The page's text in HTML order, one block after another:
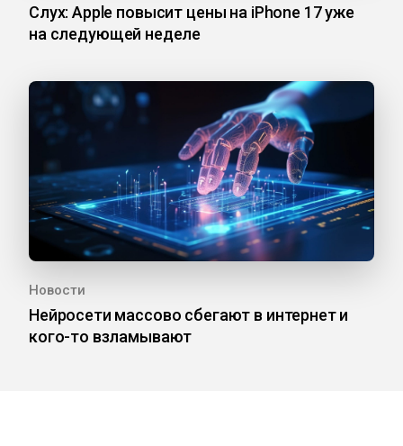
Слух: Apple повысит цены на iPhone 17 уже
на следующей неделе
Новости
Нейросети массово сбегают в интернет и
кого-то взламывают